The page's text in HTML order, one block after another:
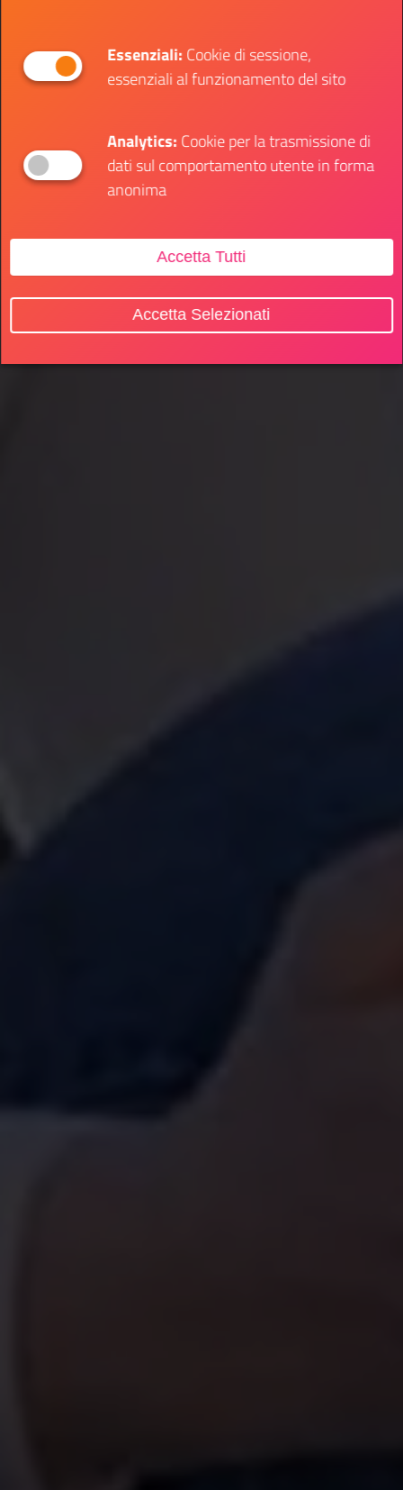
Essenziali:Cookie di sessione,
essenziali al funzionamento del sito
Analytics:Cookie per la trasmissione di
dati sul comportamento utente in forma
anonima
Accetta Tutti
Accetta Selezionati